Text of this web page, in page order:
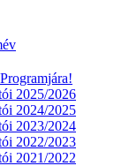
2025/2026
2024/2025
2023/2024
2022/2023
2021/2022